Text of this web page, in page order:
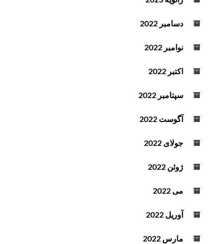
دسامبر 2022
نوامبر 2022
اکتبر 2022
سپتامبر 2022
آگوست 2022
جولای 2022
ژوئن 2022
می 2022
آوریل 2022
مارس 2022